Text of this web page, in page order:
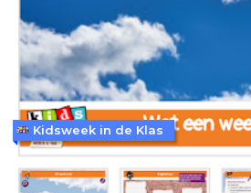
Kidsweek in de Klas